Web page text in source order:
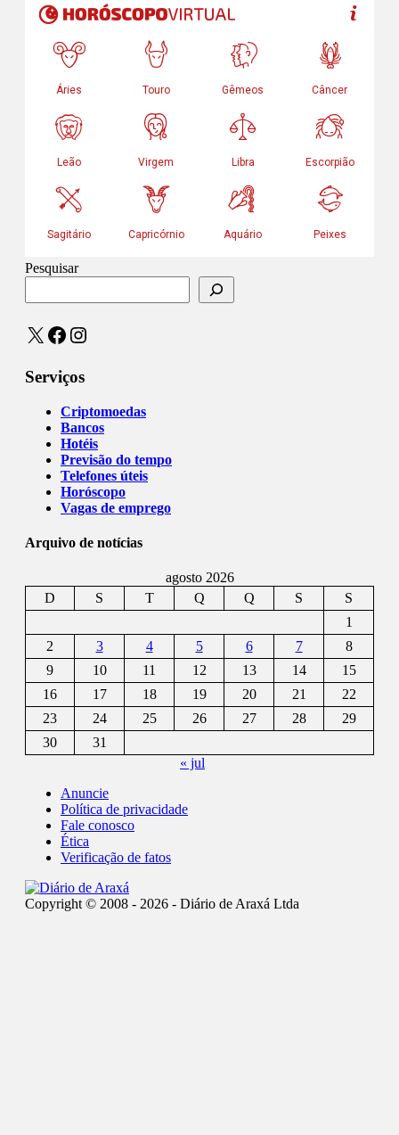
Pesquisar
X Facebook
Instagram
Serviços
Criptomoedas
Bancos
Hotéis
Previsão do tempo
Telefones úteis
Horóscopo
Vagas de emprego
Arquivo de notícias
agosto 2026
D
S T Q Q S
S
1
2
3 4 5 6 7
8
9
10 11 12 13 14
15
16
17 18 19 20 21
22
23
24 25 26 27 28
29
30
31
« jul
Anuncie
Política de privacidade
Fale conosco
Ética
Verificação de fatos
Copyright © 2008 - 2026 - Diário de Araxá Ltda